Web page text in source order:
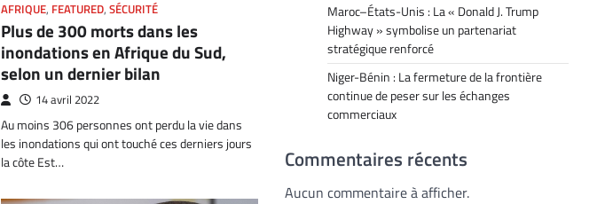
AFRIQUE, FEATURED, SÉCURITÉ
Plus de 300 morts dans les
inondations en Afrique du Sud,
selon un dernier bilan
14 avril 2022
Au moins 306 personnes ont perdu la vie dans
les inondations qui ont touché ces derniers jours
la côte Est…
Maroc–États-Unis : La « Donald J. Trump
Highway » symbolise un partenariat
stratégique renforcé
Niger-Bénin : La fermeture de la frontière
continue de peser sur les échanges
commerciaux
Commentaires récents
Aucun commentaire à afficher.